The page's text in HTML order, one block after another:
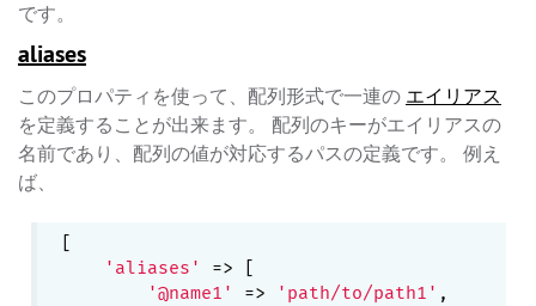
です。
aliases
このプロパティを使って、配列形式で一連の エイリアス
を定義することが出来ます。 配列のキーがエイリアスの
名前であり、配列の値が対応するパスの定義です。 例え
ば、
[
'aliases'
=> [
'@name1'
=> 'path/to/path1' ,